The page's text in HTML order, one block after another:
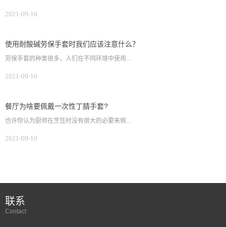
2021-09-16
使用耐酸碱劳保手套时我们应该注意什么？
劳保手套的种类很多，人们在不同环境中使用...
2021-09-16
餐厅为啥要佩戴一次性丁腈手套?
也许你认为厨师在烹饪时没有很大的必要来佩...
2021-09-16
联系
Contact